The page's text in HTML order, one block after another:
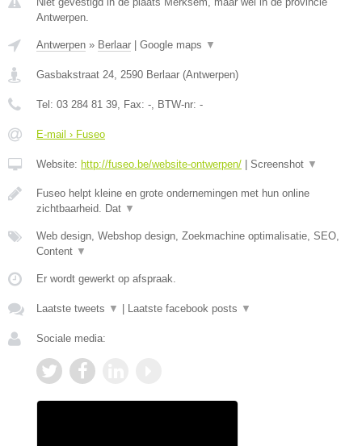
Antwerpen.
Antwerpen » Berlaar Google maps ▼
Gasbakstraat 24 2590 Berlaar (Antwerpen)
Tel: 03 284 81 39 , Fax: - , BTW-nr: -
E-mail › Fuseo
Website: http://fuseo.be/website-ontwerpen/ Screenshot ▼
Fuseo helpt kleine en grote ondernemingen met hun online
zichtbaarheid. Dat ▼
Web design, Webshop design, Zoekmachine optimalisatie, SEO,
Content ▼
Er wordt gewerkt op afspraak.
Laatste tweets ▼ Laatste facebook posts ▼
Sociale media: